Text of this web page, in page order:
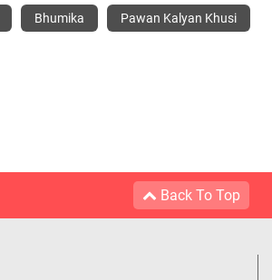
Bhumika Pawan Kalyan Khusi
Back To Top